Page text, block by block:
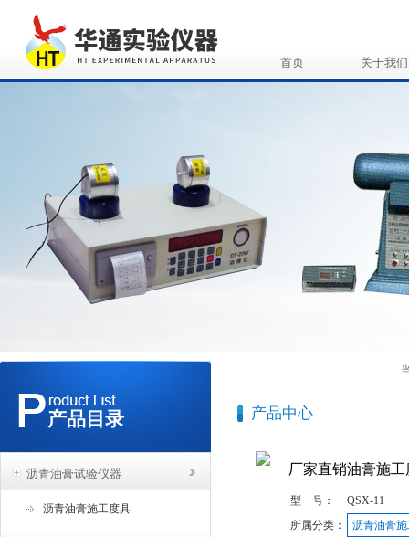
首页 关于我们
产品目录
沥青油膏试验仪器
沥青油膏施工度具
产品中心
厂家直销油膏施
型 号：
QSX-11
所属分类：
沥青油膏